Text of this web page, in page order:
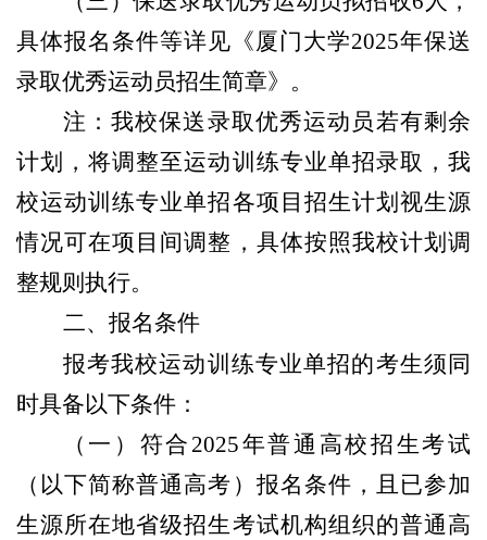
具体报名条件等详见《厦门大学2025年保送
录取优秀运动员招生简章》。
注：我校保送录取优秀运动员若有剩余
计划，将调整至运动训练专业单招录取，我
校运动训练专业单招各项目招生计划视生源
情况可在项目间调整，具体按照我校计划调
整规则执行。
二、报名条件
报考我校运动训练专业单招的考生须同
时具备以下条件：
（一）符合2025年普通高校招生考试
（以下简称普通高考）报名条件，且已参加
生源所在地省级招生考试机构组织的普通高